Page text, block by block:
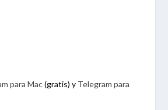
para Mac(gratis) y Telegram para